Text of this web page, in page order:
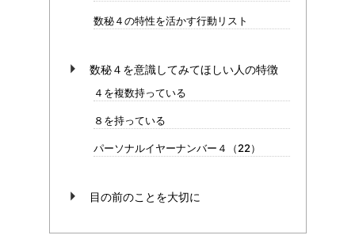
数秘４の特性を活かす行動リスト
数秘４を意識してみてほしい人の特徴
４を複数持っている
８を持っている
パーソナルイヤーナンバー４（22）
目の前のことを大切に